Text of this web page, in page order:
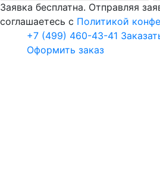
Заявка бесплатна. Отправляя
соглашаетесь с Политикой
+7 (499) 460-43-41
Оформить заказ